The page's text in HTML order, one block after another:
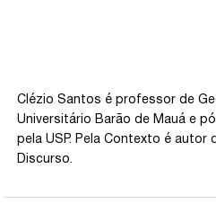
Clézio Santos é professor de
Universitário Barão de Mauá e
pela USP. Pela Contexto é autor
Discurso.